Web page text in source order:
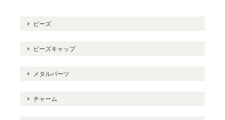
ビーズ
ビーズキャップ
メタルパーツ
チャーム